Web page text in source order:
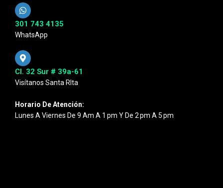
301 743 4135
WhatsApp
Cl. 32 Sur # 39a-61
Visítanos Santa RIta
Horario De Atención:
Lunes A Viernes De 9 Am A 1 Pm Y De 2 Pm A 5 Pm